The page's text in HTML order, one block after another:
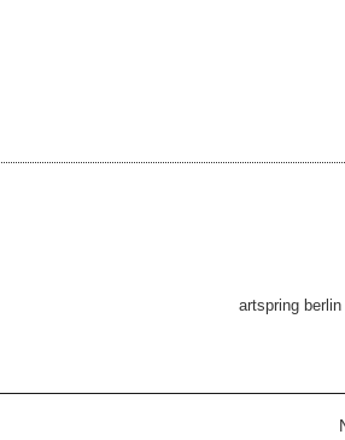
artspring